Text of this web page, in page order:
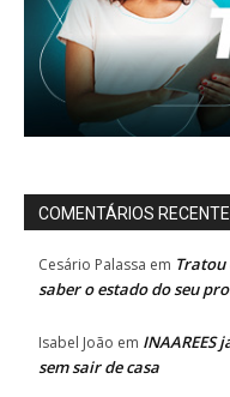
COMENTÁRIOS
Cesário Palassa em Tratou
saber o estado do seu
Isabel João em
sem sair de casa